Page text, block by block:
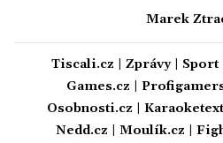
Marek
Tiscali.cz Zprávy| Sport|
Games.cz
Osobnosti.cz
Nedd.cz
Moulík.cz